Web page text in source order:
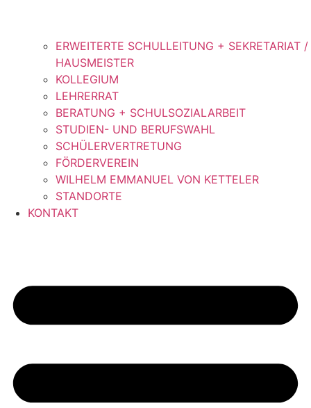
ERWEITERTE SCHULLEITUNG + SEKRETARIAT /
HAUSMEISTER
KOLLEGIUM
LEHRERRAT
BERATUNG + SCHULSOZIALARBEIT
STUDIEN- UND BERUFSWAHL
SCHÜLERVERTRETUNG
FÖRDERVEREIN
WILHELM EMMANUEL VON KETTELER
STANDORTE
KONTAKT